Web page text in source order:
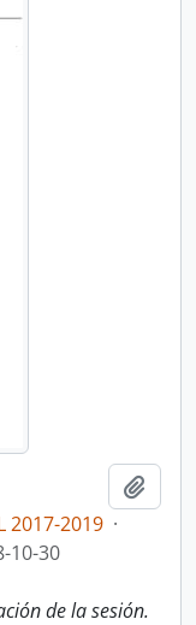
2017-2019 ·
10-30
de la sesión.